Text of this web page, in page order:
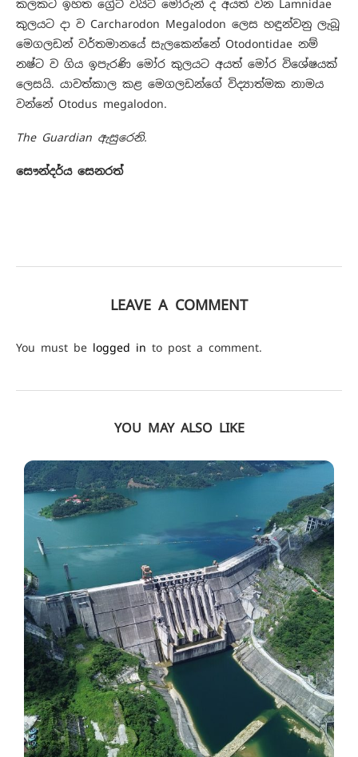
කලකට ඉහත ග්‍රේට් වයිට් මෝරුන් ද අයත් වන Lamnidae
කුලයට දා ව Carcharodon Megalodon ලෙස හඳුන්වනු ලැබූ
මෙගලඩන් වර්තමානයේ සැලකෙන්නේ Otodontidae නම්
නෂ්ට ව ගිය ඉපැරණි මෝර කුලයට අයත් මෝර විශේෂයක්
ලෙසයි. යාවත්කාල කළ මෙගලඩන්ගේ විද්‍යාත්මක නාමය
වන්නේ Otodus megalodon.
The Guardian ඇසුරෙනි.
සෞන්දර්ය සෙනරත්
LEAVE A COMMENT
You must be logged in to post a comment.
YOU MAY ALSO LIKE